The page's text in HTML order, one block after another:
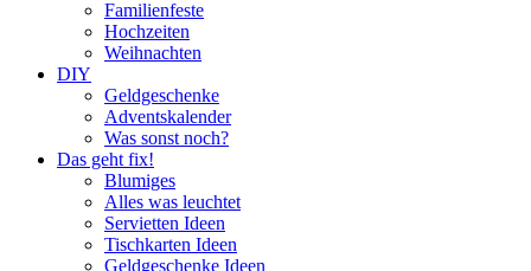
Familienfeste
Hochzeiten
Weihnachten
DIY
Geldgeschenke
Adventskalender
Was sonst noch?
Das geht fix!
Blumiges
Alles was leuchtet
Servietten Ideen
Tischkarten Ideen
Geldgeschenke Ideen